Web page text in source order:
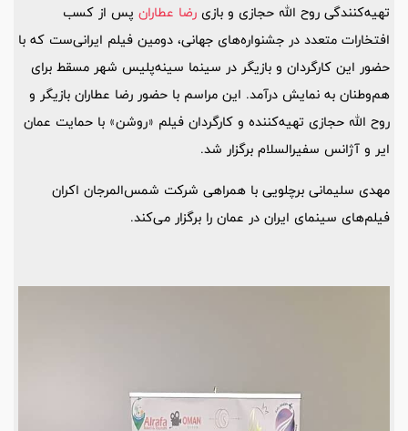
تهیه‌کنندگی روح الله حجازی و بازی رضا عطاران پس از کسب
افتخارات متعدد در جشنواره‌های جهانی، دومین فیلم ایرانی‌ست که با
حضور این کارگردان و بازیگر در سینما سینه‌پلیس شهر مسقط برای
هم‌وطنان به نمایش درآمد. این مراسم با حضور رضا عطاران بازیگر و
روح الله حجازی تهیه‌کننده و کارگردان فیلم «روشن» با حمایت عمان
ایر و آژانس سفیرالسلام برگزار شد.
مهدی سلیمانی برچلویی با همراهی شرکت شمس‌المرجان اکران
فیلم‌های سینمای ایران در عمان را برگزار می‌کند.